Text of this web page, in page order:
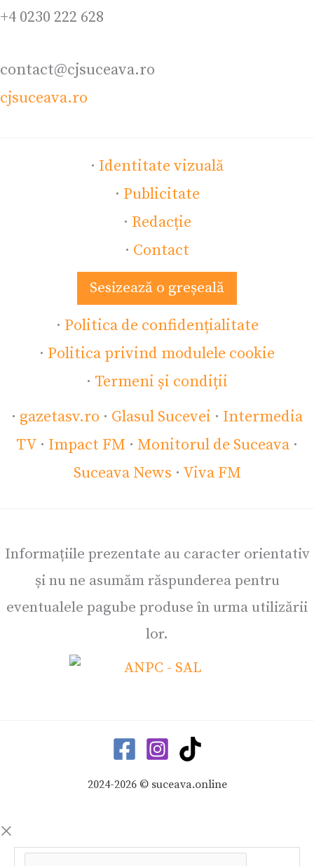
+4 0230 222 628
contact@cjsuceava.ro
cjsuceava.ro
· Identitate vizuală
· Publicitate
· Redacție
· Contact
Sesizează o greșeală
· Politica de confidențialitate
· Politica privind modulele cookie
· Termeni și condiții
· gazetasv.ro · Glasul Sucevei · Intermedia
TV · Impact FM · Monitorul de Suceava ·
Suceava News · Viva FM
Informațiile prezentate au caracter orientativ
și nu ne asumăm răspunderea pentru
eventualele pagube produse în urma utilizării
lor.
2024-2026 © suceava.online